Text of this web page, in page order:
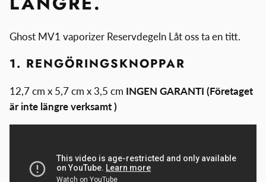
Ghost MV1 vaporizer Reservdegeln Låt oss ta en titt.
1. RENGÖRINGSKNOPPAR
12,7 cm x 5,7 cm x 3,5 cm INGEN GARANTI (Företaget
är inte längre verksamt )